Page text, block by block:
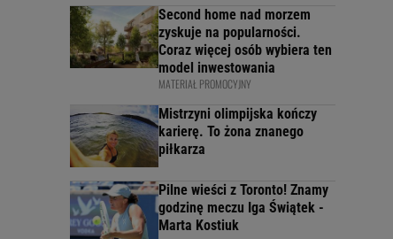
Second home nad morzem
zyskuje na popularności.
Coraz więcej osób wybiera ten
model inwestowania
MATERIAŁ PROMOCYJNY
Mistrzyni olimpijska kończy
karierę. To żona znanego
piłkarza
Pilne wieści z Toronto! Znamy
godzinę meczu Iga Świątek -
Marta Kostiuk